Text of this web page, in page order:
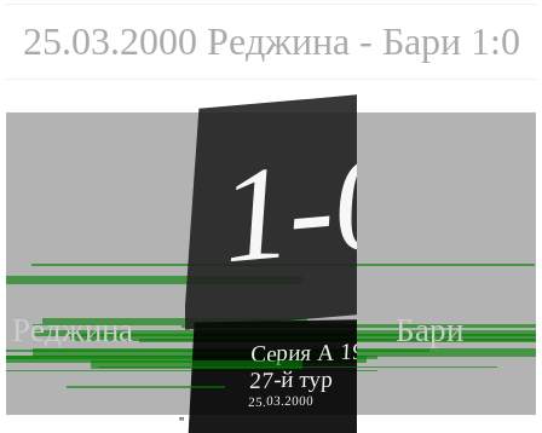
25.03.2000 Реджина - Бари 1:0
Реджина Бари
1-0
Серия А 1999-2000
27-й тур
25.03.2000
''